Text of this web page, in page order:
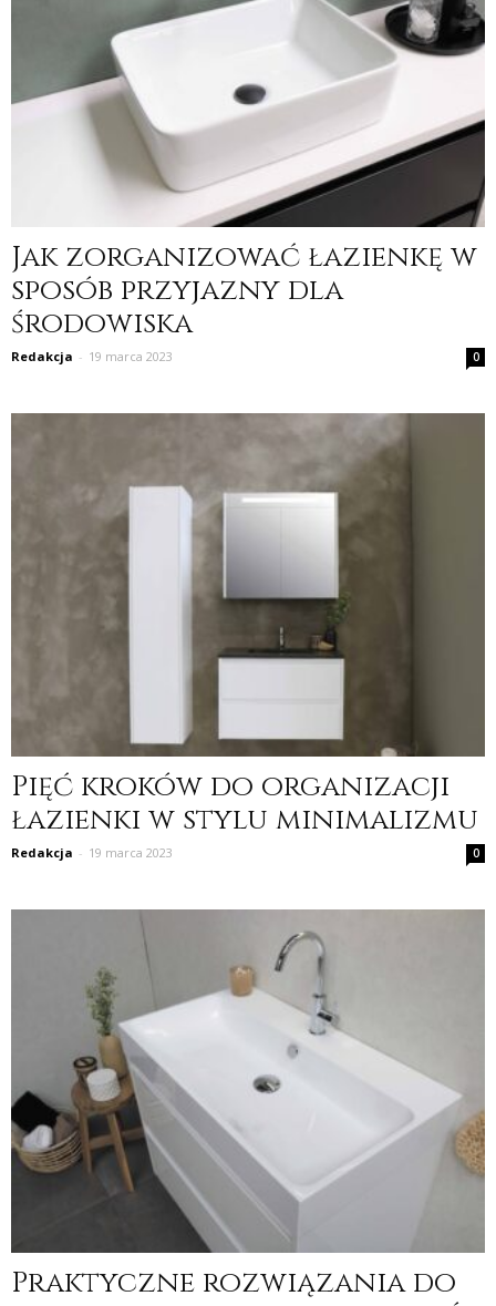
Jak zorganizować łazienkę w
sposób przyjazny dla
środowiska
Redakcja - 19 marca 2023 0
Pięć kroków do organizacji
łazienki w stylu minimalizmu
Redakcja - 19 marca 2023 0
Praktyczne rozwiązania do